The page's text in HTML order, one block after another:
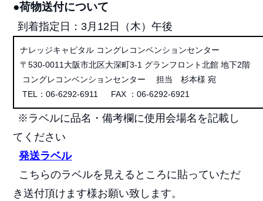
●荷物送付について
到着指定日：3月12日（木）午後
ナレッジキャピタル コングレコンベンションセンター
〒530-0011大阪市北区大深町3-1 グランフロント北館 地下2階
コングレコンベンションセンター 担当 杉本様 宛
TEL：06-6292-6911 FAX ：06-6292-6921
※ラベルに品名・備考欄に使用会場名を記載し
てください
発送ラベル
こちらのラベルを見えるところに貼っていただ
き送付頂けます様お願い致します。